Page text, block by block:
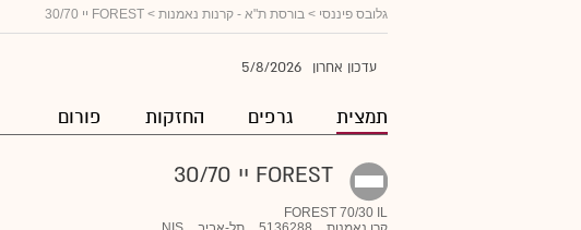
גלובס פיננסי > בורסת ת"א - קרנות נאמנות > FOREST יי 30/70
עדכון אחרון 5/8/2026
תמצית גרפים החזקות פורום
FOREST יי 30/70
FOREST 70/30 IL